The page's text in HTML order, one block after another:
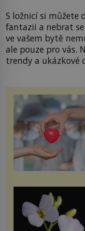
S ložnicí si
fantazii a nebrat
ve vašem bytě
ale pouze pro vás.
trendy a ukázkové